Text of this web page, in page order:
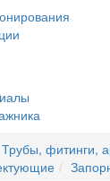
Трубы, фитинги,